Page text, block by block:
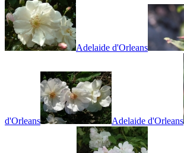
Adelaide d'Orleans
d'Orleans Adelaide d'Orleans